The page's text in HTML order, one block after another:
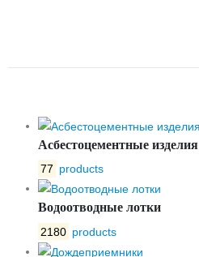
Асбестоцементные изделия
77 products
Водоотводные лотки
2180 products